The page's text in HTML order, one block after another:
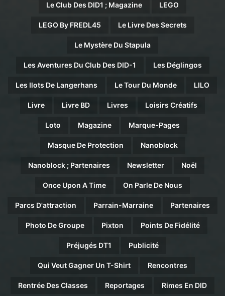
Le Club Des DID1 ; Magazine LEGO
LEGO By FREDL45 Le Livre Des Secrets
Le Mystère Du Stapula
Les Aventures Du Club Des DID-1 Les Déglingos
Les Ilots De Langerhans Le Tour Du Monde LILO
Livre Livre BD Livres Loisirs Créatifs
Loto Magazine Marque-Pages
Masque De Protection Nanoblock
Nanoblock ; Partenaires Newsletter Noël
Once Upon A Time On Parle De Nous
Parcs D'attraction Parrain-Marraine Partenaires
Photo De Groupe Pixton Points De Fidélité
Préjugés DT1 Publicité
Qui Veut Gagner Un T-Shirt Rencontres
Rentrée Des Classes Reportages Rimes En DID